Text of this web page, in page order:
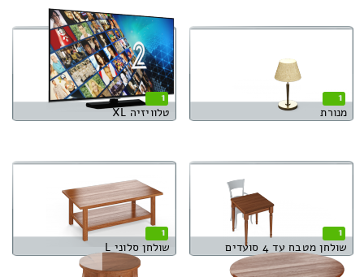
1
מנורת
1
טלוויזיה XL
1
שולחן מטבח עד 4 סועדים
1
שולחן סלוני L